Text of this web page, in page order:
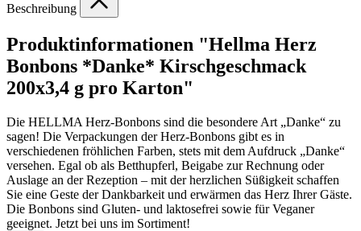
Beschreibung
Produktinformationen "Hellma Herz
Bonbons *Danke* Kirschgeschmack
200x3,4 g pro Karton"
Die HELLMA Herz-Bonbons sind die besondere Art „Danke“ zu
sagen! Die Verpackungen der Herz-Bonbons gibt es in
verschiedenen fröhlichen Farben, stets mit dem Aufdruck „Danke“
versehen. Egal ob als Betthupferl, Beigabe zur Rechnung oder
Auslage an der Rezeption – mit der herzlichen Süßigkeit schaffen
Sie eine Geste der Dankbarkeit und erwärmen das Herz Ihrer Gäste.
Die Bonbons sind Gluten- und laktosefrei sowie für Veganer
geeignet. Jetzt bei uns im Sortiment!